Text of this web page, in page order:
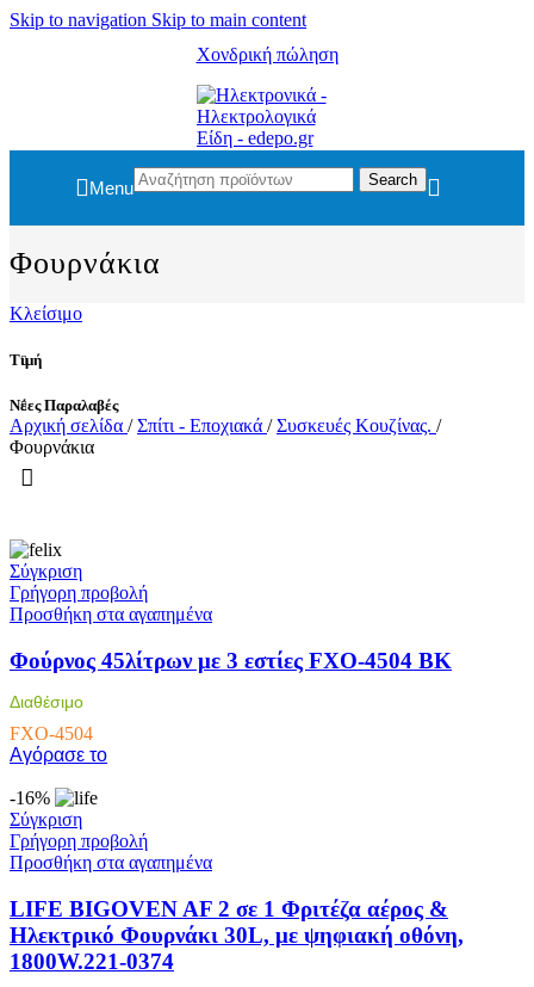
Skip to navigation Skip to main content
Χονδρική πώληση
Menu Search
Φουρνάκια
Κλείσιμο
Τιμή
Νέες Παραλαβές
Αρχική σελίδα / Σπίτι - Εποχιακά / Συσκευές Κουζίνας. /
Φουρνάκια
Σύγκριση
Γρήγορη προβολή
Προσθήκη στα αγαπημένα
Φούρνος 45λίτρων με 3 εστίες FXO-4504 BK
Διαθέσιμο
FXO-4504
Αγόρασε το
-16%
Σύγκριση
Γρήγορη προβολή
Προσθήκη στα αγαπημένα
LIFE BIGOVEN AF 2 σε 1 Φριτέζα αέρος &
Ηλεκτρικό Φουρνάκι 30L, με ψηφιακή οθόνη,
1800W.221-0374